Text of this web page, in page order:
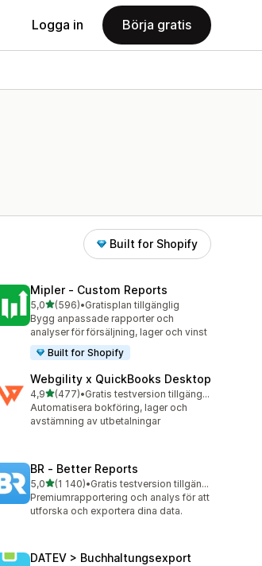
Logga in Börja gratis
Built for Shopify
Mipler ‑ Custom Reports
5,0av 5 stjärnor
(596)
596 recensioner totalt
•Gratisplan tillgänglig
Bygg anpassade rapporter och
analyser för försäljning, lager och vinst
Built for Shopify
Webgility x QuickBooks Desktop
4,9av 5 stjärnor
(477)
477 recensioner totalt
•
Gratis testversion tillgänglig
Automatisera bokföring, lager och
avstämning av utbetalningar
BR ‑ Better Reports
5,0av 5 stjärnor
(1 140)
1140 recensioner totalt
•
Gratis testversion tillgänglig
Premiumrapportering och analys för att
utforska och exportera dina data.
DATEV > Buchhaltungsexport